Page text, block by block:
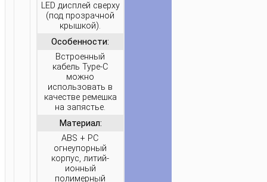
LED дисплей сверху
(под прозрачной
крышкой).
Особенности:
Встроенный
кабель Type-C
можно
использовать в
качестве ремешка
на запястье.
Материал:
ABS + PC
огнеупорный
корпус, литий-
ионный
полимерный